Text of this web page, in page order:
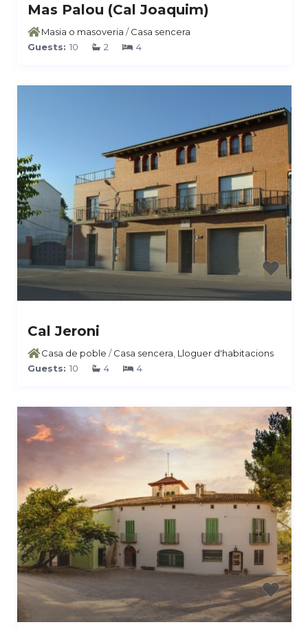
Mas Palou (Cal Joaquim)
Masia o masoveria /Casa sencera
Guests: 10 2 4
Cal Jeroni
Casa de poble /Casa sencera Lloguer d'habitacions
Guests: 10 4 4